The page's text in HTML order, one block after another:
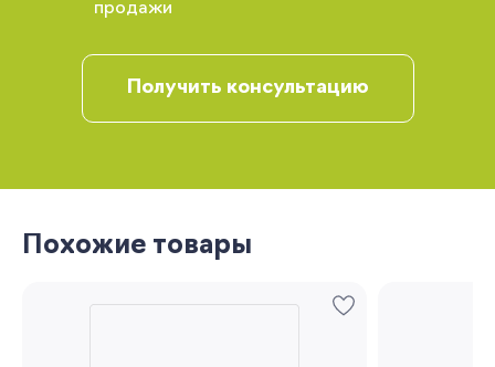
продажи
Получить консультацию
Похожие товары